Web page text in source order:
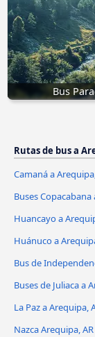
Bus
Rutas de bus a
Camaná a
Buses Copacabana
Huancayo a
Huánuco a
Bus de
Buses de Juliaca a
La Paz a Arequipa,
Nazca Arequipa,